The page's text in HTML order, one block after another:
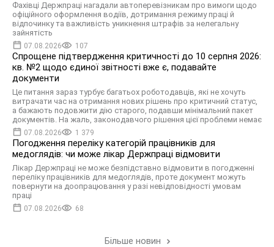
Фахівці Держпраці нагадали автоперевізникам про вимоги щодо
офіційного оформлення водіїв, дотримання режиму праці й
відпочинку та важливість уникнення штрафів за нелегальну
зайнятість
07.08.2026 107
Спрощене підтвердження критичності до 10 серпня 2026:
кв. №2 щодо єдиної звітності вже є, подавайте
документи
Це питання зараз турбує багатьох роботодавців, які не хочуть
витрачати час на отримання нових рішень про критичний статус,
а бажають подовжити дію старого, подавши мінімальний пакет
документів. На жаль, законодавчого рішення цієї проблеми немає
07.08.2026 1 379
Погодження переліку категорій працівників для
медоглядів: чи може лікар Держпраці відмовити
Лікар Держпраці не може безпідставно відмовити в погодженні
переліку працівників для медоглядів, проте документ можуть
повернути на доопрацювання у разі невідповідності умовам
праці
07.08.2026 68
Більше новин